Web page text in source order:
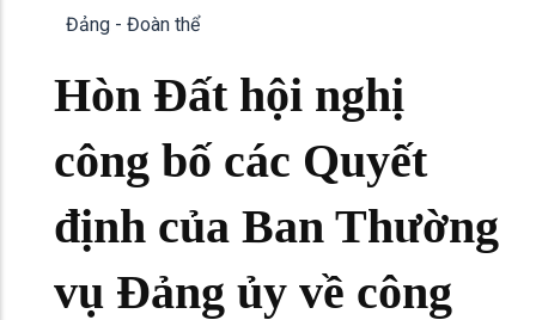
Đảng - Đoàn thể
Hòn Đất hội nghị
công bố các Quyết
định của Ban Thường
vụ Đảng ủy về công